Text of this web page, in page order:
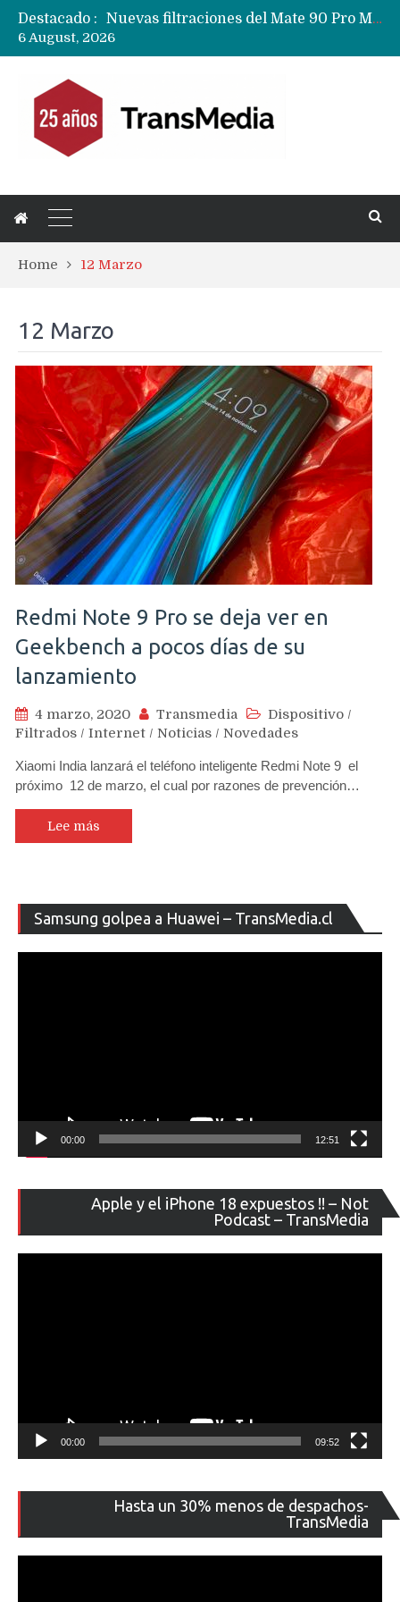
Destacado :
Nuevas filtraciones del Mate 90 Pro Max apuntan a potenciar las cámaras y pantalla OLED doble capa
Apple dice que más ex empleados se llevaron datos confidenciales a OpenAI
6 August, 2026
Home 12 Marzo
12 Marzo
Redmi Note 9 Pro se deja ver en
Geekbench a pocos días de su
lanzamiento
4 marzo, 2020 Transmedia Dispositivo /
Filtrados / Internet / Noticias / Novedades
Xiaomi India lanzará el teléfono inteligente Redmi Note 9 el
próximo 12 de marzo, el cual por razones de prevención…
Lee más
Samsung golpea a Huawei – TransMedia.cl
de
00:00 12:51
Apple y el iPhone 18 expuestos !! – Not
Podcast – TransMedia
de
00:00 09:52
Hasta un 30% menos de despachos-
TransMedia
de